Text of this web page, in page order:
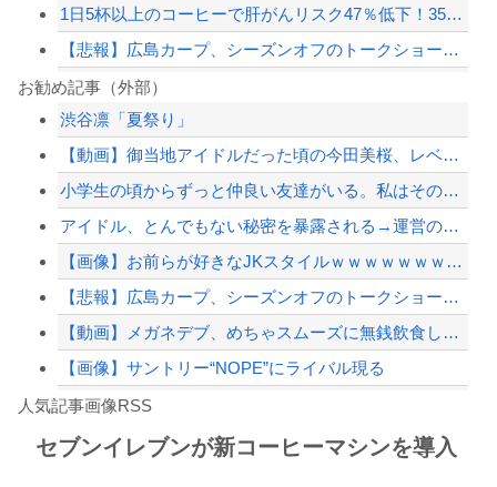
1日5杯以上のコーヒーで肝がんリスク47％低下！35万人超の調査
【悲報】広島カープ、シーズンオフのトークショー、テレビ出演等の「副業」を全面禁...
素直に中国の発展すごいよな
避難所に土足でズカズカと入ってきて勝手に動画や写真を撮影したメディア取材陣、挙句...
【島根】孫の34歳男性が運転する車にはねられ88歳の女性が死亡…民家の敷地内での...
【配信者】「金バエ」のSNS更新が1週間途絶え、様々な憶測が飛び交う。1週間ぶり...
【緊急速報】NYで警官が黒人男性の首を絞め、暴動第二波不可避へ
Powered by livedoor 相互RSS
お勧め記事（外部）
渋谷凛「夏祭り」
【動画】御当地アイドルだった頃の今田美桜、レベチｗｗｗｗｗｗｗ
小学生の頃からずっと仲良い友達がいる。私はその友達の家族構成についても全部知って...
アイドル、とんでもない秘密を暴露される→運営の声明が前代未聞すぎて物議を醸すこと...
【画像】お前らが好きなJKスタイルｗｗｗｗｗｗｗｗｗｗｗｗｗｗｗｗｗｗｗｗｗｗｗ...
【悲報】広島カープ、シーズンオフのトークショー、テレビ出演等の「副業」を全面禁...
【動画】メガネデブ、めちゃスムーズに無銭飲食してしまうｗｗｗｗ
【画像】サントリー“NOPE”にライバル現る
今でも「日本が世界トップ」なものって何がある？
日傘もって行っていざ開こうとしたら靴べらだった
人気記事画像RSS
セブンイレブンが新コーヒーマシンを導入